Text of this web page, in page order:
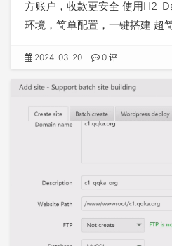
方账户，收款更安全 使用H2-
环境，简单配置，一键搭建 超
2024-03-20 0 评